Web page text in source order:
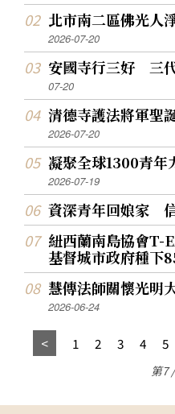
北市南二區佛光
2026-07-20
安國寺行三好 三
07-20
清德寺護法將軍聖
2026-07-20
凝聚全球1300青
2026-07-19
資深青年回娘家
紐西蘭南島協會
基督城市政府種下
慧傳法師關懷光明
2026-06-24
1 2 3 4 5
第7